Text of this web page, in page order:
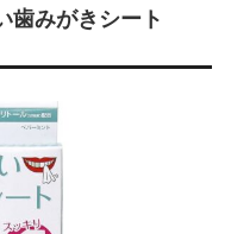
みがきシート